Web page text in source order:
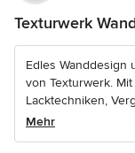
Texturwerk
Edles Wanddesign
von Texturwerk.
Lacktechniken,
Mehr